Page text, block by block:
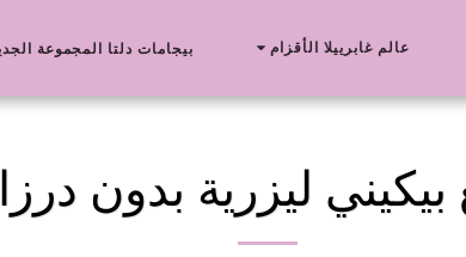
عالم غابرييلا الأقزام بيجامات دلتا المجموعة